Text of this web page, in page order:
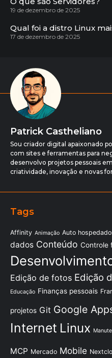
19 de dezembro de 2025
Qual foi a distro Linux
17 de dezembro de 2025
Patrick Castheliano
Sou criador digital apaixonado
com sites e ferramentas para
desenvolvo projetos pessoais
criatividade, inovação e novas
Tags
Affinity Animação Auto
dados Conteúdo Controle
Edição de fotos Edição
Educação Finanças pessoais
projetos Git Google
Internet Linux
MCP Mercado Mobile